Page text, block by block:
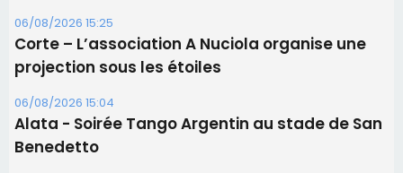
06/08/2026 15:25
Corte – L’association A Nuciola organise une
projection sous les étoiles
06/08/2026 15:04
Alata - Soirée Tango Argentin au stade de San
Benedetto